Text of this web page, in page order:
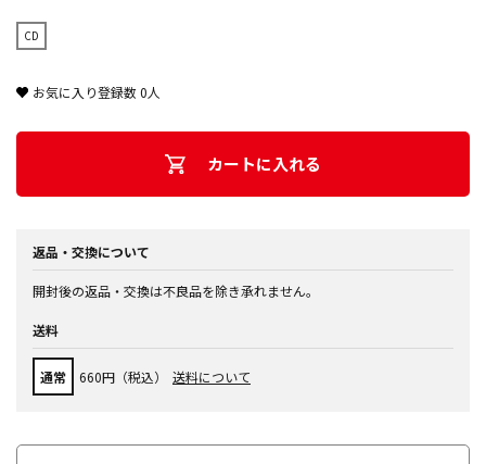
CD
お気に入り登録数0人
カートに入れる
返品・交換について
開封後の返品・交換は不良品を除き承れません。
送料
通常 660円（税込） 送料について